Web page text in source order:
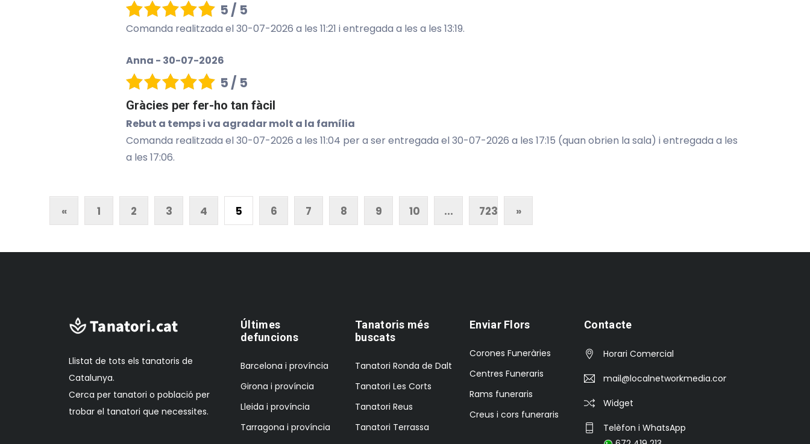
5 / 5
Comanda realitzada el 30-07-2026 a les 11:21 i entregada a les a les 13:19.
Anna - 30-07-2026
5 / 5
Gràcies per fer-ho tan fàcil
Rebut a temps i va agradar molt a la família
Comanda realitzada el 30-07-2026 a les 11:04 per a ser entregada el 30-07-2026 a les 17:15 (quan obrien la sala) i entregada a les
a les 17:06.
« 1 2 3 4 5 6 7 8 9 10 ... 723 »
Llistat de tots els tanatoris de
Catalunya.
Cerca per tanatori o població per
trobar el tanatori que necessites.
Últimes
defuncions
Barcelona i província
Girona i província
Lleida i província
Tarragona i província
Tanatoris més
buscats
Tanatori Ronda de Dalt
Tanatori Les Corts
Tanatori Reus
Tanatori Terrassa
Enviar Flors
Corones Funeràries
Centres Funeraris
Rams funeraris
Creus i cors funeraris
Contacte
Horari Comercial
mail@localnetworkmedia.com
Widget
Telèfon i WhatsApp